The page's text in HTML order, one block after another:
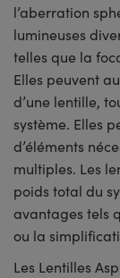
l’aberration
lumineuses
telles que la
Elles peuvent
d’une lentille,
système. Elles
d’éléments
multiples. Les
poids total du
avantages tels
ou la
Les Lentilles